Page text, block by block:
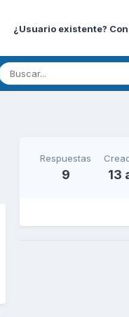
¿Usuario existente?
Respuestas
9 13